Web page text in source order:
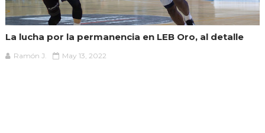
La lucha por la permanencia en LEB Oro, al detalle
Ramón J. May 13, 2022